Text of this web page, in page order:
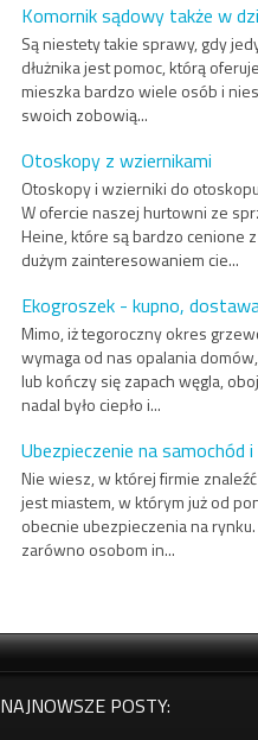
Komornik sądowy także w
Są niestety takie sprawy, gdy
dłużnika jest pomoc, którą
mieszka bardzo wiele osób i
swoich zobowią...
Otoskopy z wziernikami
Otoskopy i wzierniki do
W ofercie naszej hurtowni ze
Heine, które są bardzo cenione
dużym zainteresowaniem cie...
Ekogroszek - kupno,
Mimo, iż tegoroczny okres
wymaga od nas opalania
lub kończy się zapach węgla,
nadal było ciepło i...
Ubezpieczenie na samochód
Nie wiesz, w której firmie
jest miastem, w którym już od
obecnie ubezpieczenia na
zarówno osobom in...
NAJNOWSZE POSTY: